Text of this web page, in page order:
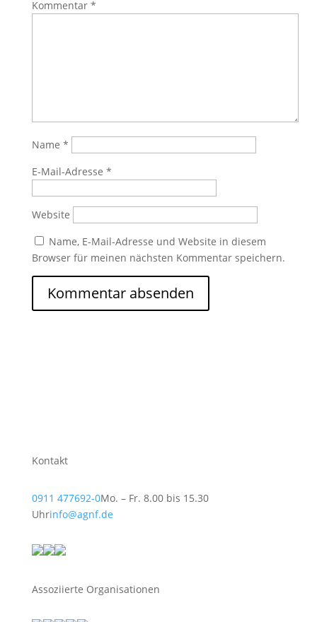
Kommentar *
Name *
E-Mail-Adresse *
Website
Name, E-Mail-Adresse und Website in diesem
Browser für meinen nächsten Kommentar speichern.
Kontakt
0911 477692-0Mo. – Fr. 8.00 bis 15.30
Uhrinfo@agnf.de
Assoziierte Organisationen